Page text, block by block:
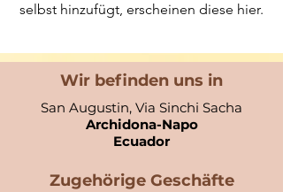
selbst hinzufügt, erscheinen diese hier.
Wir befinden uns in
San Augustin, Via Sinchi Sacha
Archidona-Napo
Ecuador​
Zugehörige Geschäfte